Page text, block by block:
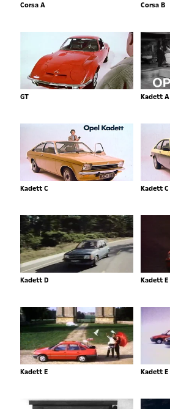
Corsa A Corsa B
GT Kadett A
Kadett C Kadett C
Kadett D Kadett E
Kadett E Kadett E